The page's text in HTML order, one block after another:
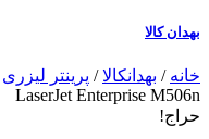
بهدان کالا
خانه / بهدانکالا/ پرینتر لیزری
LaserJet Enterprise M506n
حراج!